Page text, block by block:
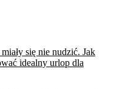
się nie nudzić. Jak
idealny urlop dla